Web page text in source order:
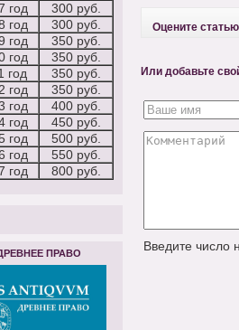
год
300 руб.
год
300 руб.
год
350 руб.
год
350 руб.
год
350 руб.
год
350 руб.
год
400 руб.
год
450 руб.
год
500 руб.
год
550 руб.
год
800 руб.
ПРАВО
Оцените
Или добавьте
Введите